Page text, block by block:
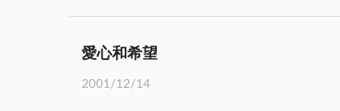
愛心和希望
2001/12/14